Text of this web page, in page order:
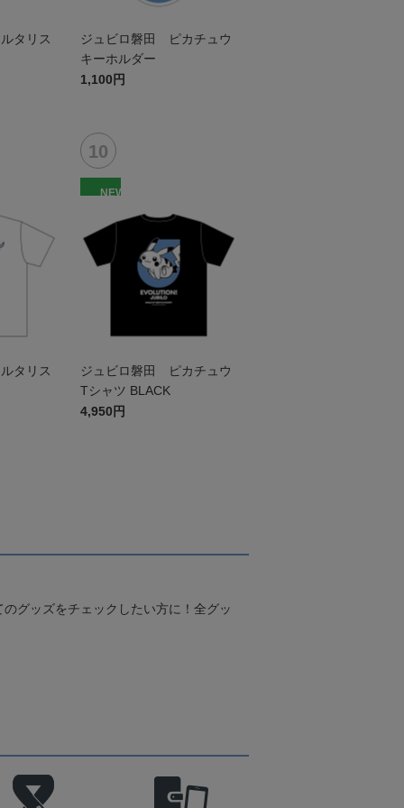
タリス
ジュビロ磐田 ピカチュウ
キーホルダー
1,100円
タリス
NEW
ジュビロ磐田 ピカチュウ
Tシャツ BLACK
4,950円
グッズをチェックしたい方に！全グッ